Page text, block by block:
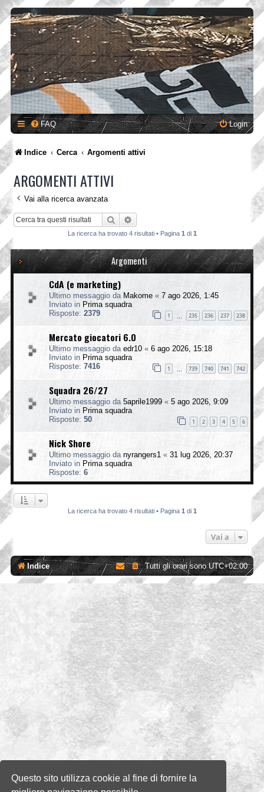
Questo sito utilizza cookie al fine di fornire la
FAQ Login
Indice Cerca Argomenti attivi
ARGOMENTI ATTIVI
Vai alla ricerca avanzata
Cerca
La ricerca ha trovato 4 risultati • Pagina 1 di 1
Argomenti
CdA (e marketing)
Ultimo messaggio da Makome « 7 ago 2026, 1:45
Inviato in Prima squadra
Risposte: 2379 1 235 236 237 238
Mercato giocatori 6.0
Ultimo messaggio da edr10 « 6 ago 2026, 15:18
Inviato in Prima squadra
Risposte: 7416 1 739 740 741 742
Squadra 26/27
Ultimo messaggio da 5aprile1999 « 5 ago 2026, 9:09
Inviato in Prima squadra
Risposte: 50 1 2 3 4 5 6
Nick Shore
Ultimo messaggio da nyrangers1 « 31 lug 2026, 20:37
Inviato in Prima squadra
Risposte: 6
La ricerca ha trovato 4 risultati • Pagina 1 di 1
Vai a
Indice Tutti gli orari sonoUTC+02:00